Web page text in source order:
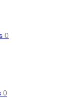
0
0